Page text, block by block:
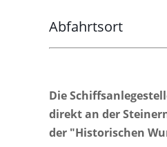
Abfahrtsort
Die
direkt an der
der "Historischen